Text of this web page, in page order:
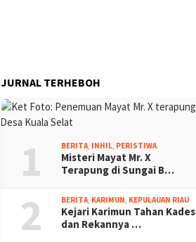
JURNAL TERHEBOH
1 BERITA, INHIL, PERISTIWA
Misteri Mayat Mr. X
Terapung di Sungai B…
2 BERITA, KARIMUN, KEPULAUAN RIAU
Kejari Karimun Tahan Kades
dan Rekannya …